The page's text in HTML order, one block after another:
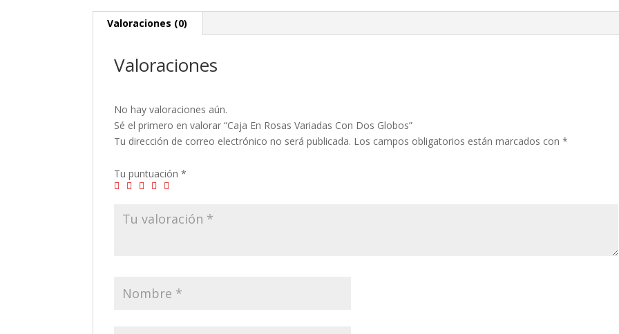
Valoraciones (0)
Valoraciones
No hay valoraciones aún.
Sé el primero en valorar “Caja En Rosas Variadas Con Dos Globos”
Tu dirección de correo electrónico no será publicada. Los campos obligatorios están marcados con*
Tu puntuación*